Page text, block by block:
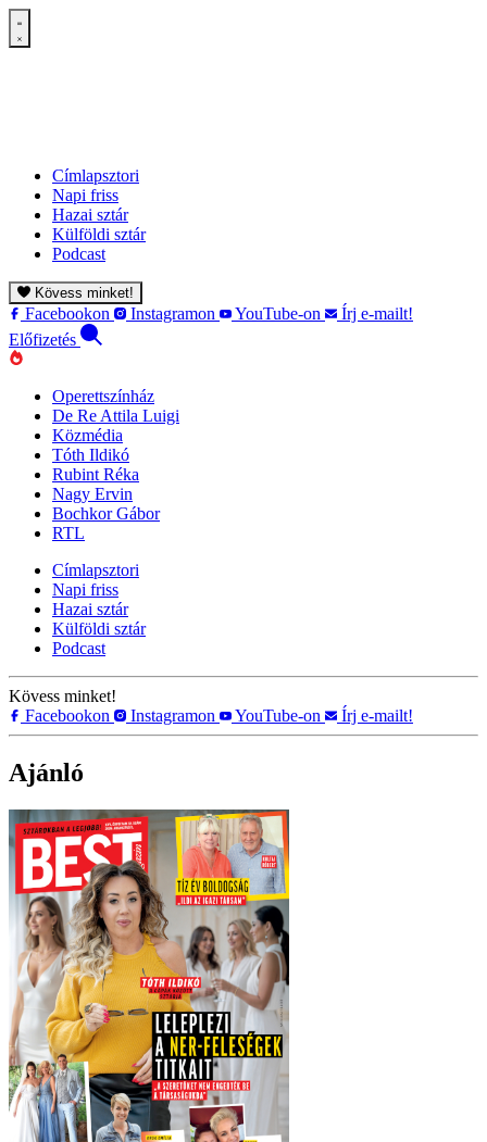
Címlapsztori
Napi friss
Hazai sztár
Külföldi sztár
Podcast
Kövess minket!
Facebookon Instagramon YouTube-on
Írj e-mailt!
Előfizetés
Operettszínház
De Re Attila Luigi
Közmédia
Tóth Ildikó
Rubint Réka
Nagy Ervin
Bochkor Gábor
RTL
Címlapsztori
Napi friss
Hazai sztár
Külföldi sztár
Podcast
Kövess minket!
Facebookon
Instagramon YouTube-on Írj e-mailt!
Ajánló